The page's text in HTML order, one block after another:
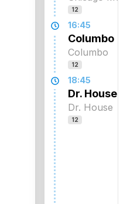
12
16:45
Columbo
Columbo
12
18:45
Dr. House
Dr. House
12